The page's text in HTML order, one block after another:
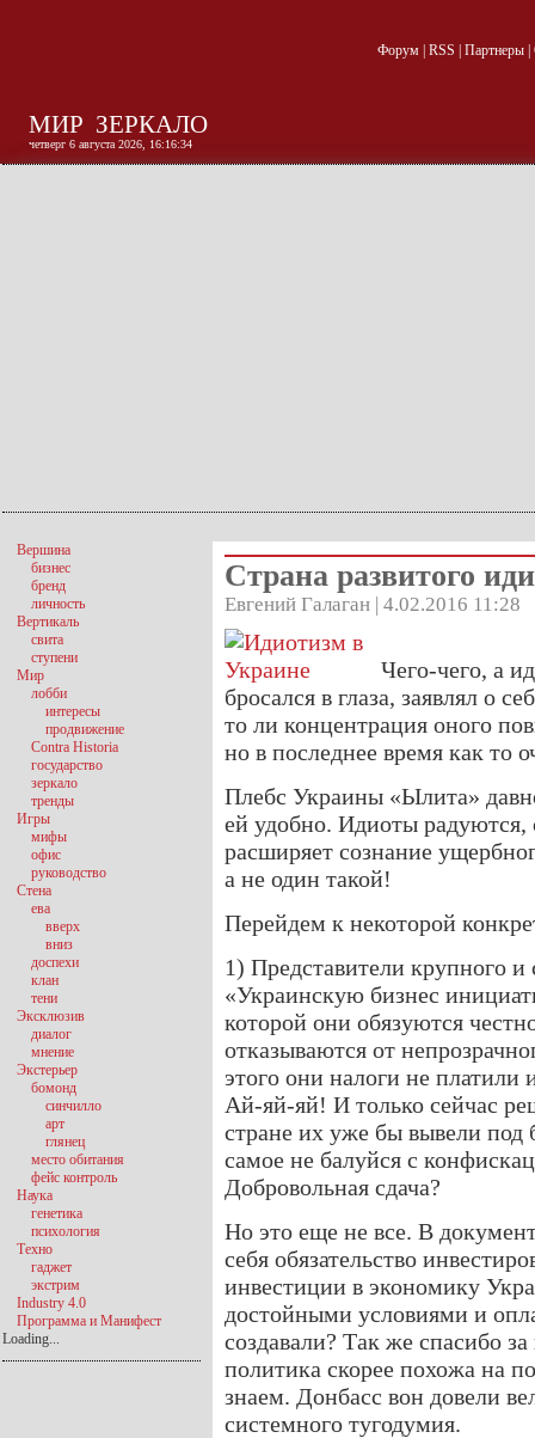
Форум| RSS Партнеры|
МИР ЗЕРКАЛО
четверг 6 августа 2026, 16:16:35
Страна развитого
Евгений Галаган | 4.02.2016 11:28
Чего-чего, а
бросался в глаза, заявлял о
то ли концентрация оного
но в последнее время как то
Плебс Украины «Ылита»
ей удобно. Идиоты
расширяет сознание
а не один такой!
Перейдем к некоторой
1) Представители крупного и
«Украинскую бизнес
которой они обязуются
отказываются от
этого они налоги не
Ай-яй-яй! И только сейчас
стране их уже бы вывели под
самое не балуйся с
Добровольная сдача?
Но это еще не все. В
себя обязательство
инвестиции в экономику
достойными условиями и
создавали? Так же спасибо
политика скорее похожа на
знаем. Донбасс вон довели
системного тугодумия.
Вершина
бизнес
бренд
личность
Вертикаль
свита
ступени
Мир
лобби
интересы
продвижение
Contra Historia
государство
зеркало
тренды
Игры
мифы
офис
руководство
Стена
ева
вверх
вниз
доспехи
клан
тени
Эксклюзив
диалог
мнение
Экстерьер
бомонд
синчилло
арт
глянец
место обитания
фейс контроль
Наука
генетика
психология
Техно
гаджет
экстрим
Industry 4.0
Программа и Манифест
Loading...